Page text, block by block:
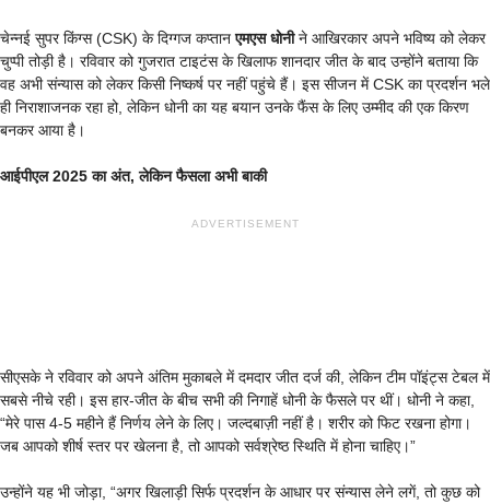
चेन्नई सुपर किंग्स (CSK) के दिग्गज कप्तानएमएस धोनीने आखिरकार अपने भविष्य को लेकर
चुप्पी तोड़ी है। रविवार को गुजरात टाइटंस के खिलाफ शानदार जीत के बाद उन्होंने बताया कि
वह अभी संन्यास को लेकर किसी निष्कर्ष पर नहीं पहुंचे हैं। इस सीजन में CSK का प्रदर्शन भले
ही निराशाजनक रहा हो, लेकिन धोनी का यह बयान उनके फैंस के लिए उम्मीद की एक किरण
बनकर आया है।
आईपीएल 2025 का अंत, लेकिन फैसला अभी बाकी
ADVERTISEMENT
सीएसके ने रविवार को अपने अंतिम मुकाबले में दमदार जीत दर्ज की, लेकिन टीम पॉइंट्स टेबल में
सबसे नीचे रही। इस हार-जीत के बीच सभी की निगाहें धोनी के फैसले पर थीं। धोनी ने कहा,
“मेरे पास 4-5 महीने हैं निर्णय लेने के लिए। जल्दबाज़ी नहीं है। शरीर को फिट रखना होगा।
जब आपको शीर्ष स्तर पर खेलना है, तो आपको सर्वश्रेष्ठ स्थिति में होना चाहिए।”
उन्होंने यह भी जोड़ा, “अगर खिलाड़ी सिर्फ प्रदर्शन के आधार पर संन्यास लेने लगें, तो कुछ को